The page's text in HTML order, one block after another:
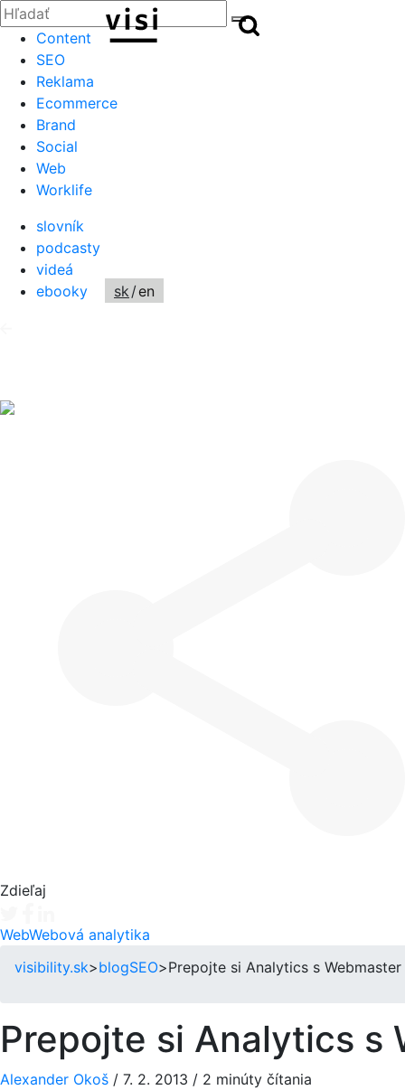
Zatvoriť
Hľadať:
Hľadať
Content
SEO
Reklama
Ecommerce
Brand
Social
Web
Worklife
slovník
podcasty
videá
ebooky
sk/en
Zdieľaj
WebWebová analytika
visibility.sk>blogSEO>Prepojte si Analytics s
Prepojte si Analytics s
Alexander Okoš / 7. 2. 2013 / 2 minúty čítania